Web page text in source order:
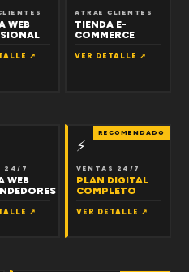
WEB
↗
ATRAE CLIENTES
TIENDA E-
COMMERCE
VER DETALLE ↗
24/7
WEB
↗
RECOMENDADO
⚡
VENTAS 24/7
PLAN DIGITAL
COMPLETO
VER DETALLE ↗